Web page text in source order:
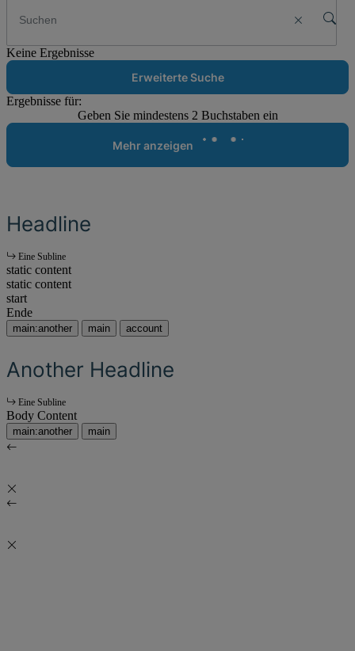
Keine Ergebnisse
Erweiterte Suche
Ergebnisse für:
Geben Sie mindestens 2 Buchstaben ein
Mehr anzeigen
Headline
Eine Subline
static content
static content
start
Ende
main:another main account
Another Headline
Eine Subline
Body Content
main:another main